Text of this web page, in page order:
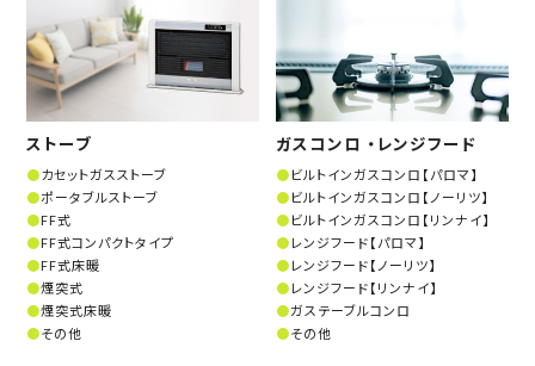
ストーブ
カセットガスストーブ
ポータブルストーブ
FF式
FF式コンパクトタイプ
FF式床暖
煙突式
煙突式床暖
その他
ガスコンロ ・レンジフード
ビルトインガスコンロ【パロマ】
ビルトインガスコンロ【ノーリツ】
ビルトインガスコンロ【リンナイ】
レンジフード【パロマ】
レンジフード【ノーリツ】
レンジフード【リンナイ】
ガステーブルコンロ
その他